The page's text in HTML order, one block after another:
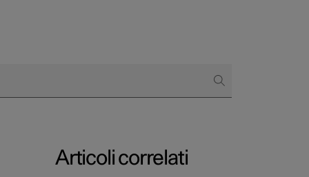
Articoli correlati